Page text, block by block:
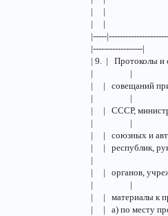
| | | |
| | |
|-----
|------------------|
| 9. |
| |
| |
| |
| |
| |
| |
| |
|
| |
| |
| |
| | а)